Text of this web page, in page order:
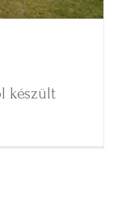
készült